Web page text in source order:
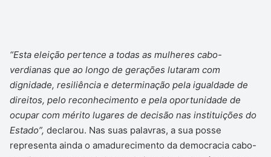
“Esta eleição pertence a todas as mulheres cabo-
verdianas que ao longo de gerações lutaram com
dignidade, resiliência e determinação pela igualdade de
direitos, pelo reconhecimento e pela oportunidade de
ocupar com mérito lugares de decisão nas instituições do
Estado”, declarou. Nas suas palavras, a sua posse
representa ainda o amadurecimento da democracia cabo-